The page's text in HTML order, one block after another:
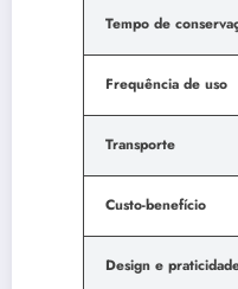
Tempo de
Frequência de uso
Transporte
Custo-benefício
Design e